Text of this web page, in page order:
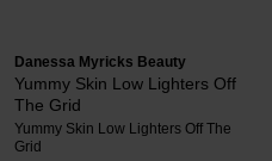
Danessa Myricks Beauty
Yummy Skin Low Lighters Off
The Grid
Yummy Skin Low Lighters Off The
Grid